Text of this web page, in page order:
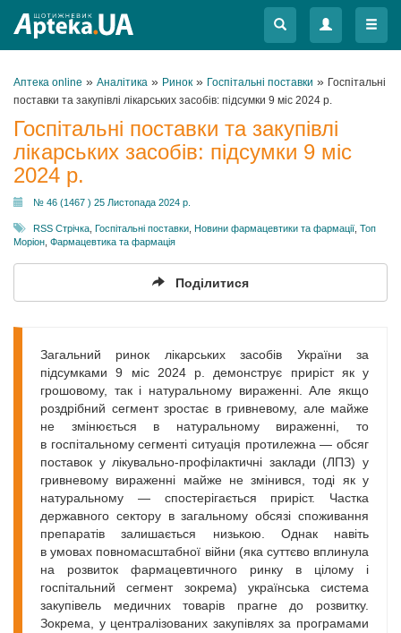
Меню
Меню
Аптека online » Аналітика » Ринок » Госпітальні поставки » Госпітальні
поставки та закупівлі лікарських засобів: підсумки 9 міс 2024 р.
Госпітальні поставки та закупівлі
лікарських засобів: підсумки 9 міс
2024 р.
№ 46 (1467 ) 25 Листопада 2024 р.
RSS Стрічка Госпітальні поставки Новини фармацевтики та фармації Топ
Моріон Фармацевтика та фармація
Поділитися
Загальний ринок лікарських засобів України за
підсумками 9 міс 2024 р. демонструє приріст як у
грошовому, так і натуральному вираженні. Але якщо
роздрібний сегмент зростає в гривневому, але майже
не змінюється в натуральному вираженні, то
в госпітальному сегменті ситуація протилежна — обсяг
поставок у лікувально-профілактичні заклади (ЛПЗ) у
гривневому вираженні майже не змінився, тоді як у
натуральному — спостерігається приріст. Частка
державного сектору в загальному обсязі споживання
препаратів залишається низькою. Однак навіть
в умовах повномасштабної війни (яка суттєво вплинула
на розвиток фармацевтичного ринку в цілому і
госпітальний сегмент зокрема) українська система
закупівель медичних товарів прагне до розвитку.
Зокрема, у централізованих закупівлях за програмами